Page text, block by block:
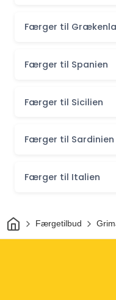
Færger til
Færger til Spanien
Færger til Sicilien
Færger til Sardinien
Færger til Italien
HjemFærgetilbud